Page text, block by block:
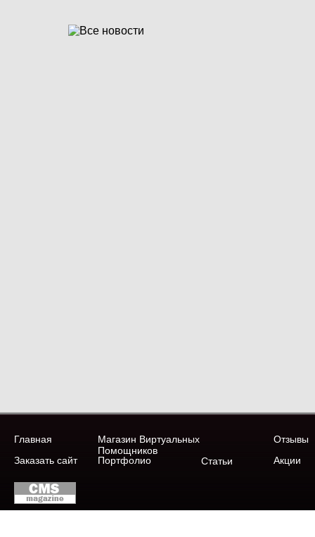
Главная
Магазин Виртуальных
Помощников
Отзывы
Заказать сайт
Портфолио Статьи Акции